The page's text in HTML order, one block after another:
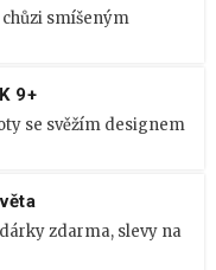
smíšeným
9+
se svěžím designem
zdarma, slevy na